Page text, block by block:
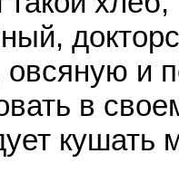
овсяную и
в
кушать